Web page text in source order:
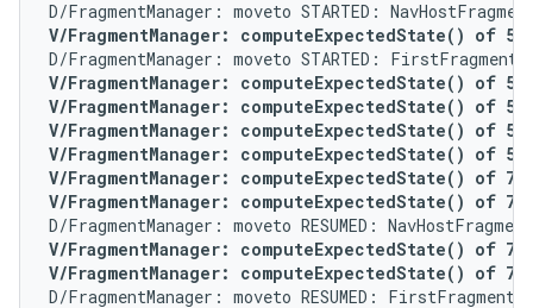
V/FragmentManager: computeExpectedState() of 5
V/FragmentManager: computeExpectedState() of 5
V/FragmentManager: computeExpectedState() of 5
V/FragmentManager: computeExpectedState() of 5
V/FragmentManager: computeExpectedState() of 5
V/FragmentManager: computeExpectedState() of 7
V/FragmentManager: computeExpectedState() of 7
V/FragmentManager: computeExpectedState() of 7
V/FragmentManager: computeExpectedState() of 7